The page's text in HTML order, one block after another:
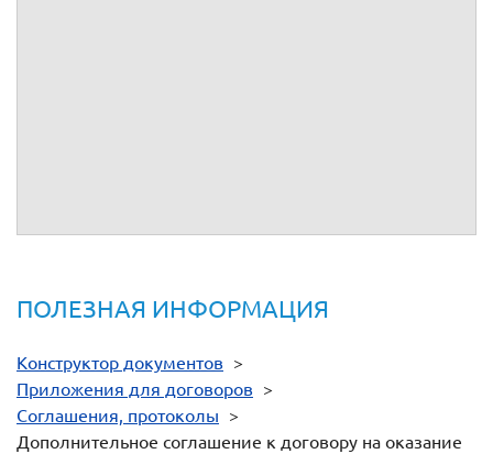
ПОЛЕЗНАЯ ИНФОРМАЦИЯ
Конструктор документов >
Приложения для договоров >
Соглашения, протоколы >
Дополнительное соглашение к договору на оказание